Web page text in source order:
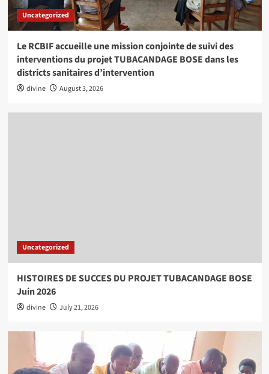
Uncategorized
Le RCBIF accueille une mission conjointe de suivi des
interventions du projet TUBACANDAGE BOSE dans les
districts sanitaires d’intervention
divine August 3, 2026
Uncategorized
HISTOIRES DE SUCCES DU PROJET TUBACANDAGE BOSE
Juin 2026
divine July 21, 2026